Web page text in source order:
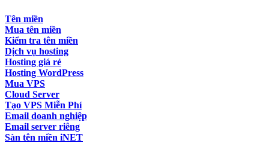
Tên miền
Mua tên miền
Kiểm tra tên miền
Dịch vụ hosting
Hosting giá rẻ
Hosting WordPress
Mua VPS
Cloud Server
Tạo VPS Miễn Phí
Email doanh nghiệp
Email server riêng
Sàn tên miền iNET